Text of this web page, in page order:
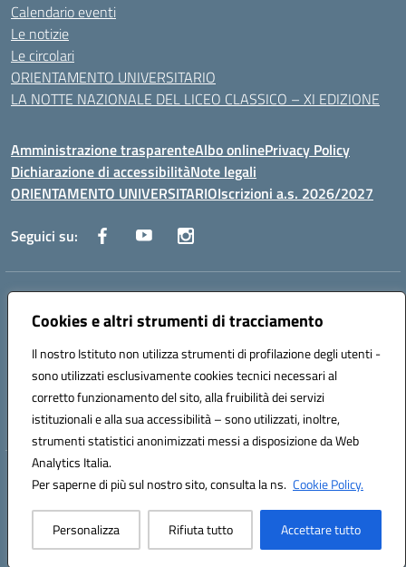
Cookies e altri strumenti di tracciamento
Il nostro Istituto non utilizza strumenti di profilazione degli utenti -
sono utilizzati esclusivamente cookies tecnici necessari al
corretto funzionamento del sito, alla fruibilità dei servizi
istituzionali e alla sua accessibilità – sono utilizzati, inoltre,
strumenti statistici anonimizzati messi a disposizione da Web
Analytics Italia.
Per saperne di più sul nostro sito, consulta la ns. Cookie Policy.
Personalizza Rifiuta tutto Accettare tutto
Calendario eventi
Le notizie
Le circolari
ORIENTAMENTO UNIVERSITARIO
LA NOTTE NAZIONALE DEL LICEO CLASSICO – XI EDIZIONE
Amministrazione trasparenteAlbo onlinePrivacy Policy
Dichiarazione di accessibilitàNote legali
ORIENTAMENTO UNIVERSITARIOIscrizioni a.s. 2026/2027
Seguici su:
Indirizzo:
Centralino:0882 331218 Email:fgps210002@istruzione.it
Codice fiscale: 93071630714
Codice meccanografico:
FGPS210002
Codice unico di fatturazione (CUF): UF7W9K
Hosting & Powered by 3D Solution S.r.l.
Concept & Design by Designers Italia